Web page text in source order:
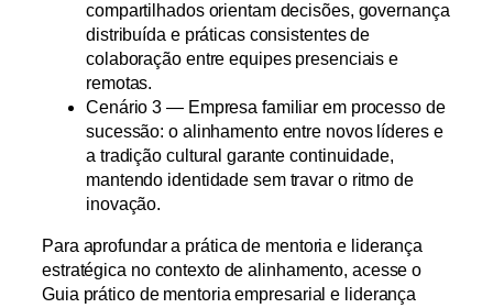
compartilhados orientam decisões, governança
distribuída e práticas consistentes de
colaboração entre equipes presenciais e
remotas.
Cenário 3 — Empresa familiar em processo de
sucessão: o alinhamento entre novos líderes e
a tradição cultural garante continuidade,
mantendo identidade sem travar o ritmo de
inovação.
Para aprofundar a prática de mentoria e liderança
estratégica no contexto de alinhamento, acesse o
Guia prático de mentoria empresarial e liderança